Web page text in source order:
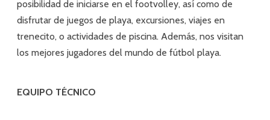
posibilidad de iniciarse en el footvolley, así como de
disfrutar de juegos de playa, excursiones, viajes en
trenecito, o actividades de piscina. Además, nos visitan
los mejores jugadores del mundo de fútbol playa.
EQUIPO TÉCNICO